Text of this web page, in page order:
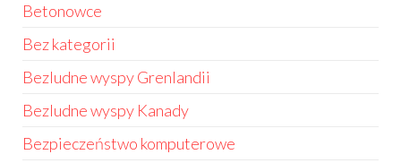
Betonowce
Bez kategorii
Bezludne wyspy Grenlandii
Bezludne wyspy Kanady
Bezpieczeństwo komputerowe